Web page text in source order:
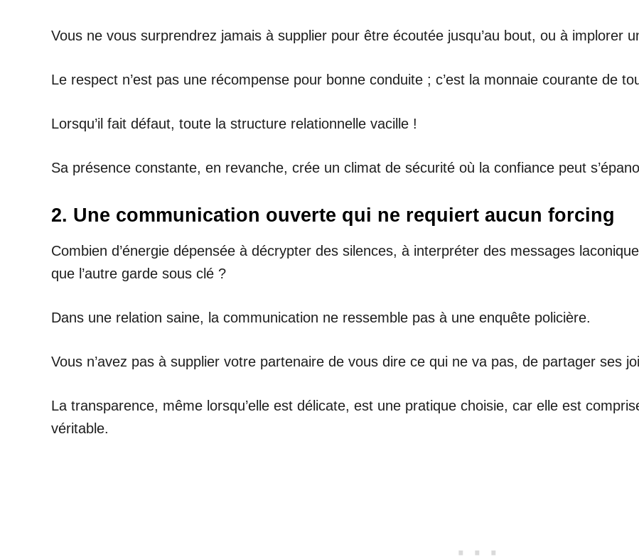
Vous ne vous surprendrez jamais à supplier pour être écoutée jusqu’au bout, ou à implorer
Le respect n’est pas une récompense pour bonne conduite ; c’est la monnaie courante de
Lorsqu’il fait défaut, toute la structure relationnelle vacille !
Sa présence constante, en revanche, crée un climat de sécurité où la confiance peut
2. Une communication ouverte qui ne requiert aucun forcing
Combien d’énergie dépensée à décrypter des silences, à interpréter des messages
que l’autre garde sous clé ?
Dans une relation saine, la communication ne ressemble pas à une enquête policière.
Vous n’avez pas à supplier votre partenaire de vous dire ce qui ne va pas, de partager ses
La transparence, même lorsqu’elle est délicate, est une pratique choisie, car elle est
véritable.